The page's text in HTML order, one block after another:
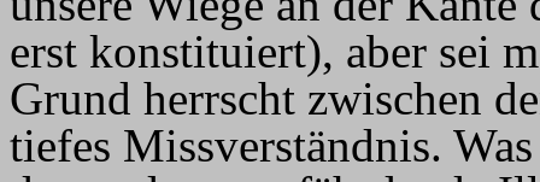
erst konstituiert), aber sei
Grund herrscht zwischen
tiefes Missverständnis.